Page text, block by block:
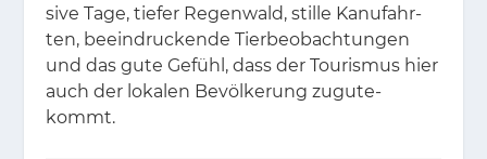
si­ve Tage, tie­fer Re­gen­wald, stil­le Ka­nu­fahr­
ten, be­ein­dru­cken­de Tier­be­ob­ach­tun­gen
und das gute Ge­fühl, dass der Tou­ris­mus hier
auch der lo­ka­len Be­völ­ke­rung zu­gu­te­
kommt.